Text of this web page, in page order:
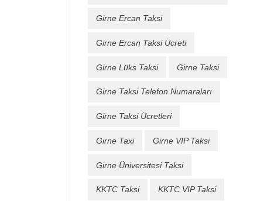
Girne Ercan Taksi
Girne Ercan Taksi Ücreti
Girne Lüks Taksi Girne Taksi
Girne Taksi Telefon Numaraları
Girne Taksi Ücretleri
Girne Taxi Girne VIP Taksi
Girne Üniversitesi Taksi
KKTC Taksi KKTC VIP Taksi